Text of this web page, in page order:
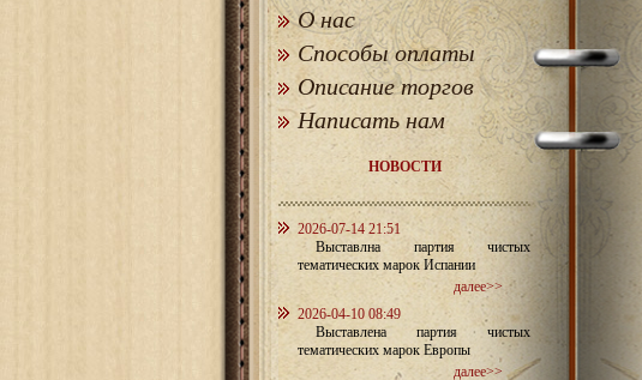
О нас
Способы оплаты
Описание торгов
Написать нам
НОВОСТИ
2026-07-14 21:51
Выставлна партия чистых
тематических марок Испании
далее>>
2026-04-10 08:49
Выставлена партия чистых
тематических марок Европы
далее>>